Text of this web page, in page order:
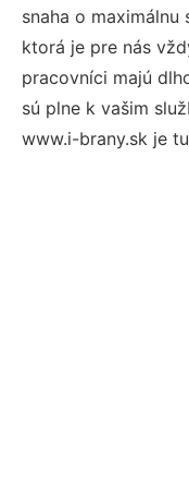
snaha o
ktorá je pre nás
pracovníci majú
sú plne k vašim
www.i-brany.sk je